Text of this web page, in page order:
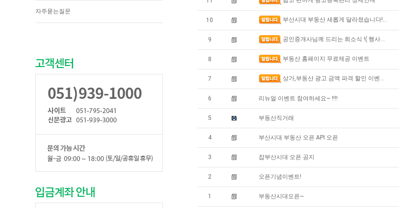
자주묻는질문
10 부산시대 부동산 새롭게 달라졌습니다!...
9 공인중개사님께 드리는 희소식 !( 행사...
8 부동산 홈페이지 무료제공 이벤트
7 상가,부동산 광고 금액 파격 할인 이벤...
6 리뉴얼 이벤트 참여하세요~ !!!!
5 부동산직거래
4 부산시대 부동산 오픈 API 오픈
3 잡부산시대 오픈 공지
2 오픈기념이벤트!
1 부동산시대오픈~